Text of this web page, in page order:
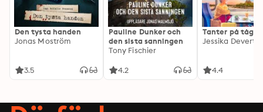
Den tysta handen
Jonas Moström
3.5
Pauline Dunker och
den sista sanningen
Tony Fischier
4.2
Tanter på tåg
Jessika Devert
4.4